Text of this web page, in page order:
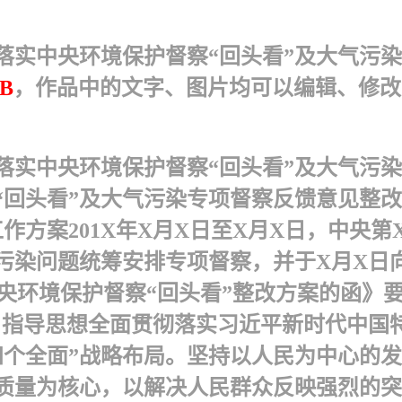
中央环境保护督察“回头看”及大气污
，作品中的文字、图片均可以编辑、修
中央环境保护督察“回头看”及大气污
头看”及大气污染专项督察反馈意见整
方案201X年X月X日至X月X日，中央
染问题统筹安排专项督察，并于X月X
环境保护督察“回头看”整改方案的函》
导思想全面贯彻落实习近平新时代中
全面”战略布局。坚持以人民为中心的
量为核心，以解决人民群众反映强烈的